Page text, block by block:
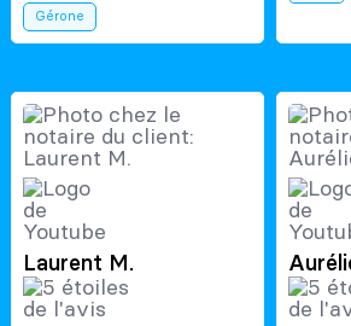
Gérone
Laurent M.